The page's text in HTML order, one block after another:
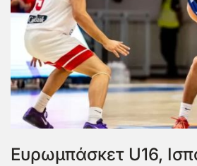
Ευρωμπάσκετ U16,